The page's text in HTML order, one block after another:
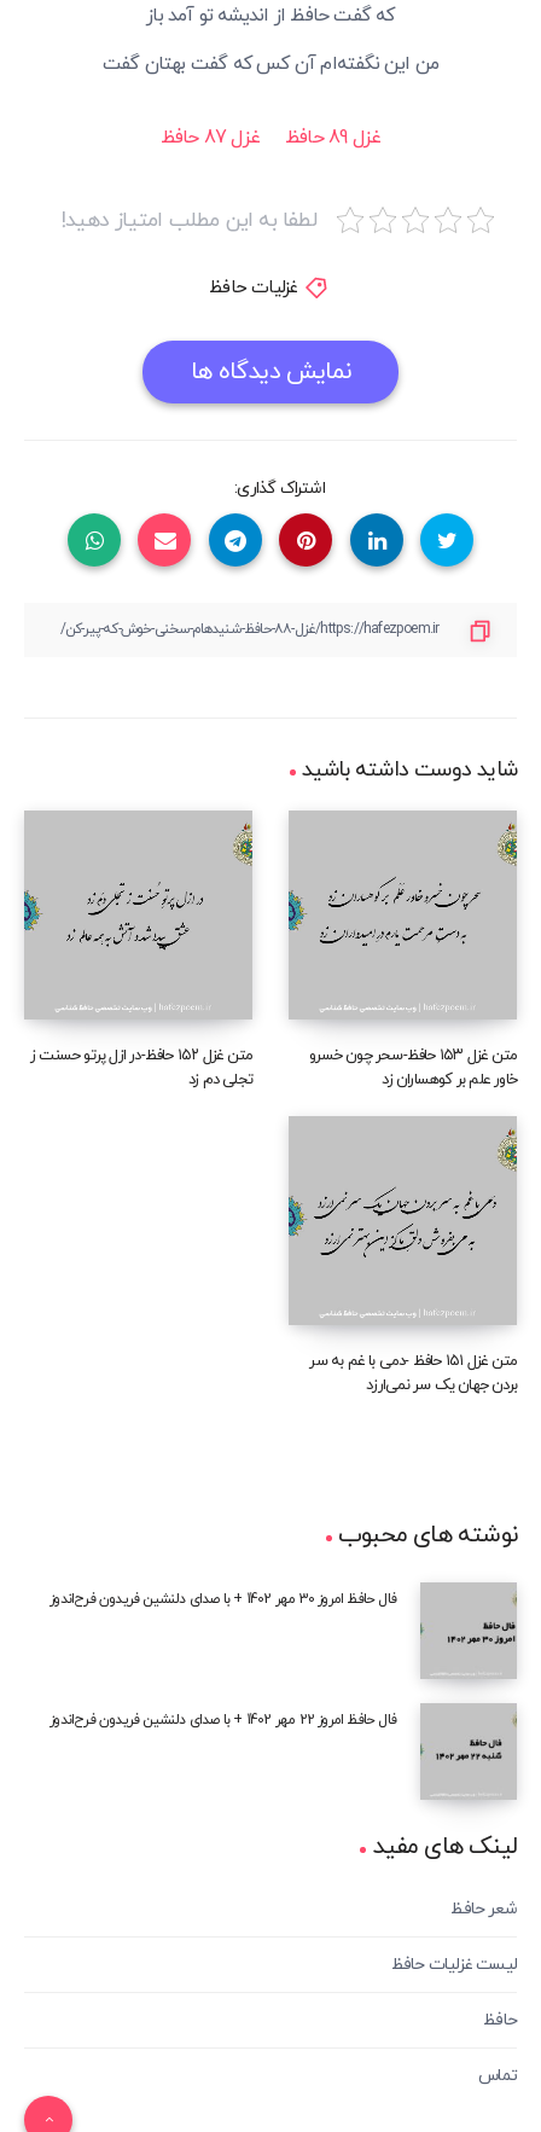
که گفت حافظ از اندیشه تو آمد باز
من این نگفته‌ام آن کس که گفت بهتان گفت
غزل 89 حافظ غزل 87 حافظ
لطفا به این مطلب امتیاز دهید!
غزلیات حافظ
نمایش دیدگاه ها
اشتراک گذاری:
شاید دوست داشته باشید
متن غزل ۱۵۳ حافظ-سحر چون خسرو
خاور علم بر کوهساران زد
متن غزل ۱۵۲ حافظ-در ازل پرتو حسنت ز
تجلی دم زد
متن غزل ۱۵۱ حافظ -دمی با غم به سر
بردن جهان یک سر نمی‌ارزد
نوشته های محبوب
فال حافظ امروز 30 مهر 1402 + با صدای دلنشین فریدون فرح‌اندوز
فال حافظ امروز 22 مهر 1402 + با صدای دلنشین فریدون فرح‌اندوز
لینک های مفید
شعر حافظ
لیست غزلیات حافظ
حافظ
تماس